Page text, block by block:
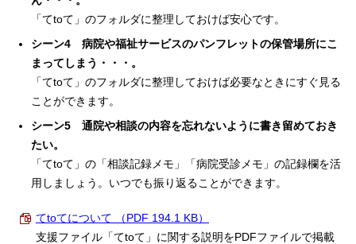
「てtoて」のフォルダに整理しておけば安心です。
シーン4 病院や福祉サービスのパンフレットの保管場所にこ
まってしまう・・・。
「てtoて」のフォルダに整理しておけば必要なときにすぐ見る
ことができます。
シーン5 通院や相談の内容を忘れないように書き留めておき
たい。
「てtoて」の「相談記録メモ」「病院受診メモ」の記録欄を活
用しましょう。いつでも振り返ることができます。
てtoてについて （PDF 194.1 KB）
支援ファイル「てtoて」に関する説明をPDFファイルで掲載